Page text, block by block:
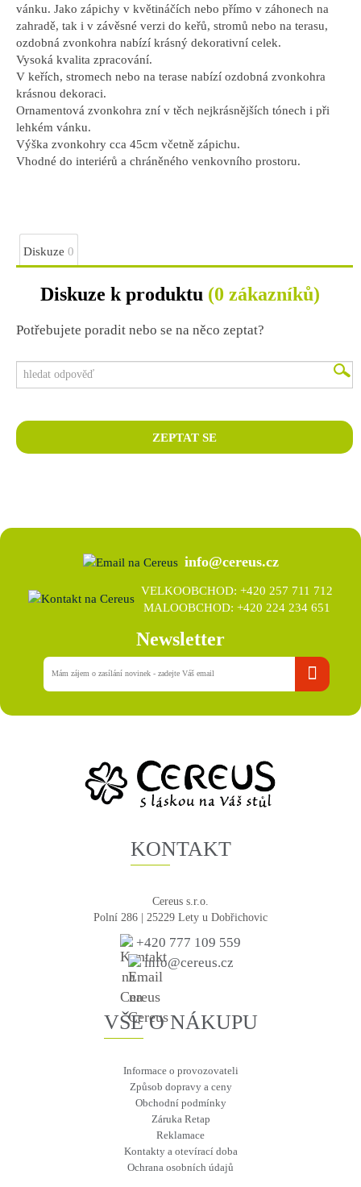
vánku. Jako zápichy v květináčích nebo přímo v záhonech na
zahradě, tak i v závěsné verzi do keřů, stromů nebo na terasu,
ozdobná zvonkohra nabízí krásný dekorativní celek.
Vysoká kvalita zpracování.
V keřích, stromech nebo na terase nabízí ozdobná zvonkohra
krásnou dekoraci.
Ornamentová zvonkohra zní v těch nejkrásnějších tónech i při
lehkém vánku.
Výška zvonkohry cca 45cm včetně zápichu.
Vhodné do interiérů a chráněného venkovního prostoru.
Diskuze 0
Diskuze k produktu (0 zákazníků)
Potřebujete poradit nebo se na něco zeptat?
info@cereus.cz
VELKOOBCHOD: +420 257 711 712
MALOOBCHOD: +420 224 234 651
Newsletter
KONTAKT
Cereus s.r.o.
Polní 286 | 25229 Lety u Dobřichovic
+420 777 109 559
info@cereus.cz
VŠE O NÁKUPU
Informace o provozovateli
Způsob dopravy a ceny
Obchodní podmínky
Záruka Retap
Reklamace
Kontakty a otevírací doba
Ochrana osobních údajů